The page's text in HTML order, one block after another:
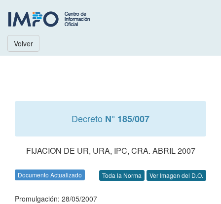
Volver
Decreto N° 185/007
FIJACION DE UR, URA, IPC, CRA. ABRIL 2007
Documento Actualizado Toda la Norma Ver Imagen del D.O.
Promulgación: 28/05/2007